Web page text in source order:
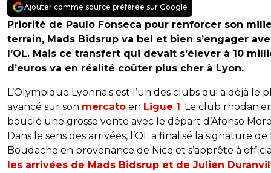
Ajouter comme source préférée sur Google
Priorité de Paulo Fonseca pour renforcer son
terrain, Mads Bidsrup va bel et bien s’engager
l’OL. Mais ce transfert qui devait s’élever à 10
d’euros va en réalité coûter plus cher à Lyon.
L’Olympique Lyonnais est l’un des clubs qui a déjà le
avancé sur son mercato en Ligue 1 . Le club
bouclé une grosse vente avec le départ d’Afonso
Dans le sens des arrivées, l’OL a finalisé la signature de
Boudache en provenance de Nice et s’apprête à
les arrivées de Mads Bidsrup et de Julien